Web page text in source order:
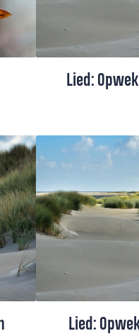
in
Lied:
'De rivier'
Hem
Lied: